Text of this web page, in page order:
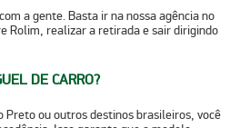
a gente.Basta ir na nossa agência no
Rolim, realizar a retirada e sair dirigindo
DE CARRO?
Preto ou outros destinos brasileiros, você